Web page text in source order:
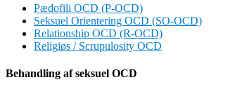
Pædofili OCD (P-OCD)
Seksuel Orientering OCD (SO-OCD)
Relationship OCD (R-OCD)
Religiøs / Scrupulosity OCD
Behandling af seksuel OCD